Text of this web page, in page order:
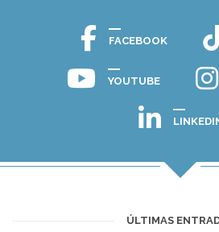
FACEBOOK
YOUTUBE
ÚLTIMAS